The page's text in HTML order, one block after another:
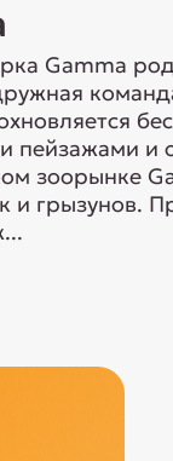
Gamma
пейзажами и
зоорынке
и грызунов.